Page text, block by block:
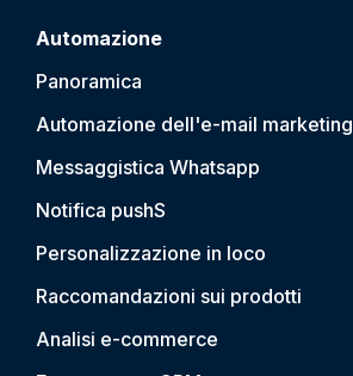
Automazione
Panoramica
Automazione dell'e-mail marketing
Messaggistica Whatsapp
Notifica pushS
Personalizzazione in loco
Raccomandazioni sui prodotti
Analisi e-commerce